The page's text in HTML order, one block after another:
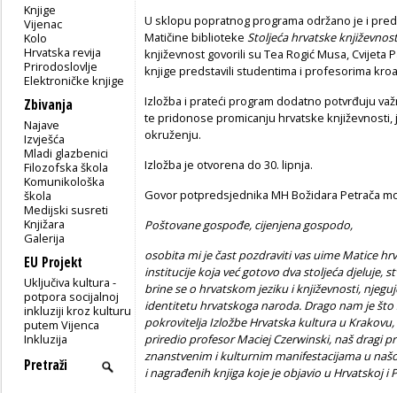
Knjige
Vijenac
Kolo
Hrvatska revija
Prirodoslovlje
Elektroničke knjige
Zbivanja
Najave
Izvješća
Mladi glazbenici
Filozofska škola
Komunikološka
škola
Medijski susreti
Knjižara
Galerija
EU Projekt
Uključiva kultura -
potpora socijalnoj
inkluziji kroz kulturu
putem Vijenca
Inkluzija
U sklopu popratnog programa održano je i
Matičine biblioteke Stoljeća hrvatske
književnost govorili su Tea Rogić Musa, Cvijeta
knjige predstavili studentima i profesorima
Izložba i prateći program dodatno potvrđuju
te pridonose promicanju hrvatske
okruženju.
Izložba je otvorena do 30. lipnja.
Govor potpredsjednika MH Božidara Petrača
Poštovane gospođe, cijenjena gospodo,
osobita mi je čast pozdraviti vas uime Matice
institucije koja već gotovo dva stoljeća djeluje,
brine se o hrvatskom jeziku i književnosti,
identitetu hrvatskoga naroda. Drago nam je
pokrovitelja Izložbe Hrvatska kultura u
priredio profesor Maciej Czerwinski, naš dragi
znanstvenim i kulturnim manifestacijama u
i nagrađenih knjiga koje je objavio u Hrvatskoj i